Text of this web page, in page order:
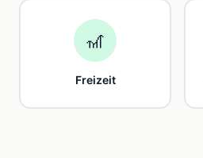
🎢
Freizeit